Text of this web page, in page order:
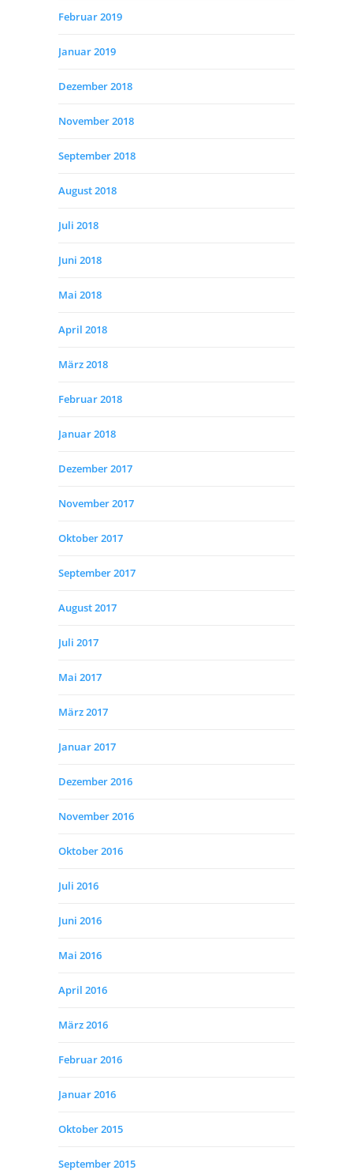
Februar 2019
Januar 2019
Dezember 2018
November 2018
September 2018
August 2018
Juli 2018
Juni 2018
Mai 2018
April 2018
März 2018
Februar 2018
Januar 2018
Dezember 2017
November 2017
Oktober 2017
September 2017
August 2017
Juli 2017
Mai 2017
März 2017
Januar 2017
Dezember 2016
November 2016
Oktober 2016
Juli 2016
Juni 2016
Mai 2016
April 2016
März 2016
Februar 2016
Januar 2016
Oktober 2015
September 2015